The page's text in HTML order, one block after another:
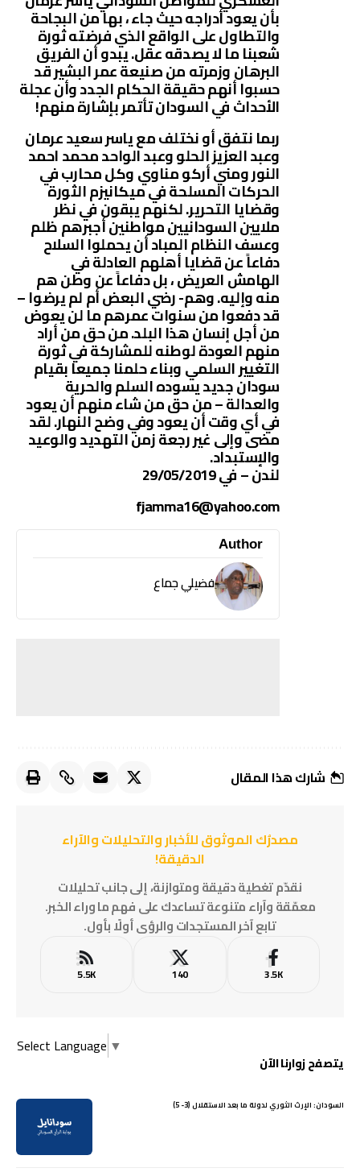
بأن يعود أدراجه حيث جاء ، بها من البجاحة
والتطاول على الواقع الذي فرضته ثورة
شعبنا ما لا يصدقه عقل. يبدو أن الفريق
البرهان وزمرته من صنيعة عمر البشير قد
حسبوا أنهم حقيقة الحكام الجدد وأن عجلة
الأحداث في السودان تأتمر بإشارة منهم!
ربما نتفق أو نختلف مع ياسر سعيد عرمان
وعبد العزيز الحلو وعبد الواحد محمد احمد
النور ومني أركو مناوي وكل محارب في
الحركات المسلحة في ميكانيزم الثورة
وقضايا التحرير. لكنهم يبقون في نظر
ملايين السودانيين مواطنين أجبرهم ظلم
وعسف النظام المباد أن يحملوا السلاح
دفاعاً عن قضايا أهلهم العادلة في
الهامش العريض ، بل دفاعاً عن وطن هم
منه وإليه. وهم- رضي البعض أم لم يرضوا –
قد دفعوا من سنوات عمرهم ما لن يعوض
من أجل إنسان هذا البلد. من حق من أراد
منهم العودة لوطنه للمشاركة في ثورة
التغيير السلمي وبناء حلمنا جميعا بقيام
سودان جديد يسوده السلم والحرية
والعدالة – من حق من شاء منهم أن يعود
في أي وقت أن يعود وفي وضح النهار. لقد
مضى وإلى غير رجعة زمن التهديد والوعيد
والإستبداد.
لندن – في 29/05/2019
fjamma16@yahoo.com
Author
فضيلي جماع
شارك هذا المقال
مصدرُك الموثوق للأخبار والتحليلات والآراء
الدقيقة!
نقدّم تغطية دقيقة ومتوازنة، إلى جانب تحليلات
معمّقة وآراء متنوعة تساعدك على فهم ما وراء الخبر.
تابع آخر المستجدات والرؤى أولًا بأول.
3.5K
140
5.5K
Select Language ▼
يتصفح زوارنا الآن
السودان: الإرث الثوري لدولة ما بعد الاستقلال (3- 5)